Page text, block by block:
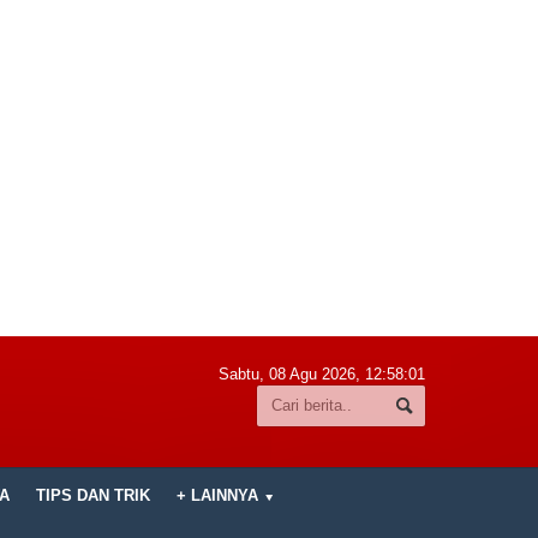
Sabtu, 08 Agu 2026, 12:58:02
TIPS DAN TRIK + LAINNYA